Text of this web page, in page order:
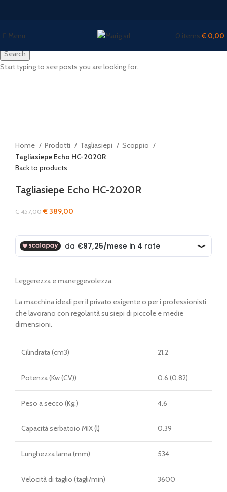
Menu 0 items € 0,00
Home Prodotti Tagliasiepi
Scoppio
Tagliasiepe Echo HC-2020R
Back to products
Tagliasiepe Echo HC-2020R
€457,00Il
era:
€ 457,00.
€ 389,00
è:
€ 389,00.
Leggerezza e maneggevolezza.
La macchina ideali per il privato esigente o per i professionisti
che lavorano con regolarità su siepi di piccole e medie
dimensioni.
Cilindrata (cm3) 21.2
Potenza (Kw (CV)) 0.6 (0.82)
Peso a secco (Kg.) 4.6
Capacità serbatoio MIX (l) 0.39
Lunghezza lama (mm) 534
Velocità di taglio (tagli/min) 3600
Search
Start typing to see posts you are looking for.